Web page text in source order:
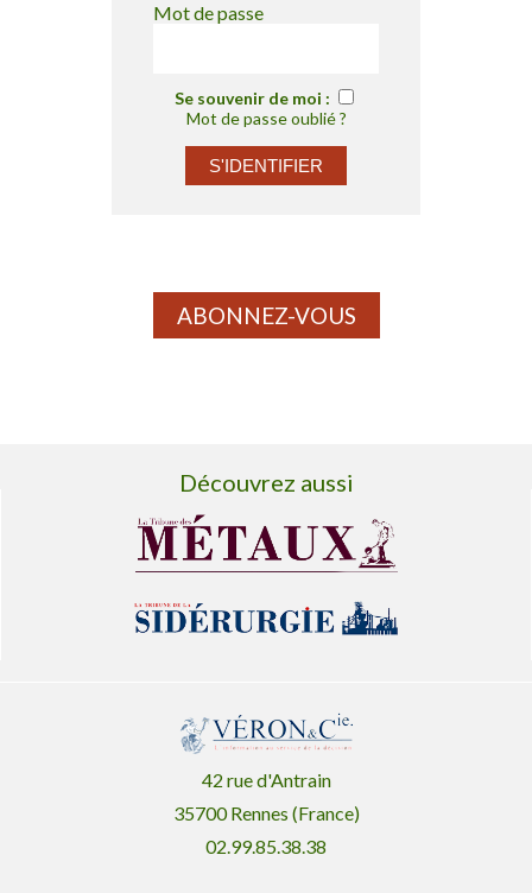
Mot de passe
Se souvenir de moi :
Mot de passe oublié ?
ABONNEZ-VOUS
Découvrez aussi
42 rue d'Antrain
35700 Rennes (France)
02.99.85.38.38